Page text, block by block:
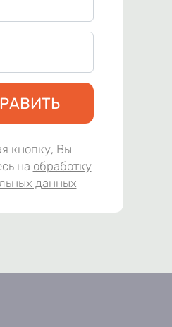
кнопку, Вы
на обработку
данных